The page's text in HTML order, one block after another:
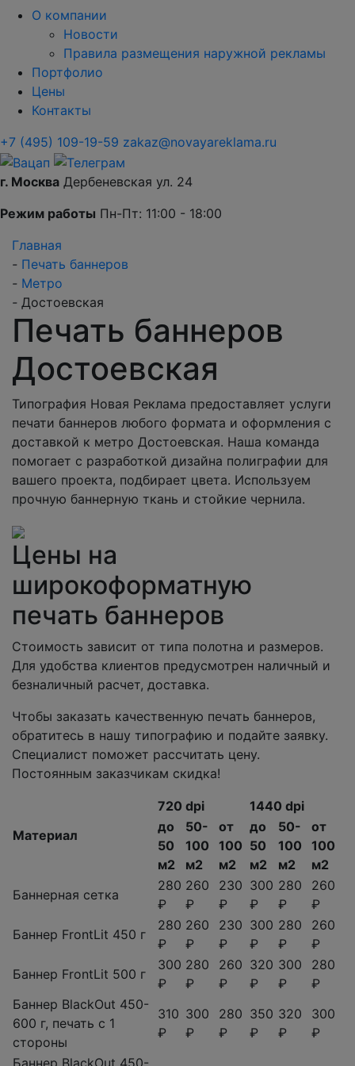
О компании
Новости
Правила размещения наружной рекламы
Портфолио
Цены
Контакты
+7 (495) 109-19-59 zakaz@novayareklama.ru
г. Москва Дербеневская ул. 24
Режим работы Пн-Пт: 11:00 - 18:00
Главная
- Печать баннеров
- Метро
- Достоевская
Печать баннеров
Достоевская
Типография Новая Реклама предоставляет услуги
печати баннеров любого формата и оформления с
доставкой к метро Достоевская. Наша команда
помогает с разработкой дизайна полиграфии для
вашего проекта, подбирает цвета. Используем
прочную баннерную ткань и стойкие чернила.
Цены на
широкоформатную
печать баннеров
Стоимость зависит от типа полотна и размеров.
Для удобства клиентов предусмотрен наличный и
безналичный расчет, доставка.
Чтобы заказать качественную печать баннеров,
обратитесь в нашу типографию и подайте заявку.
Специалист поможет рассчитать цену.
Постоянным заказчикам скидка!
Материал
720 dpi
1440 dpi
до
50
м2
50-
100
м2
от
100
м2
до
50
м2
50-
100
м2
от
100
м2
Баннерная сетка
280
₽
260
₽
230
₽
300
₽
280
₽
260
₽
Баннер FrontLit 450 г
280
₽
260
₽
230
₽
300
₽
280
₽
260
₽
Баннер FrontLit 500 г
300
₽
280
₽
260
₽
320
₽
300
₽
280
₽
Баннер BlackOut 450-
600 г, печать с 1
стороны
310
₽
300
₽
280
₽
350
₽
320
₽
300
₽
Баннер BlackOut 450-